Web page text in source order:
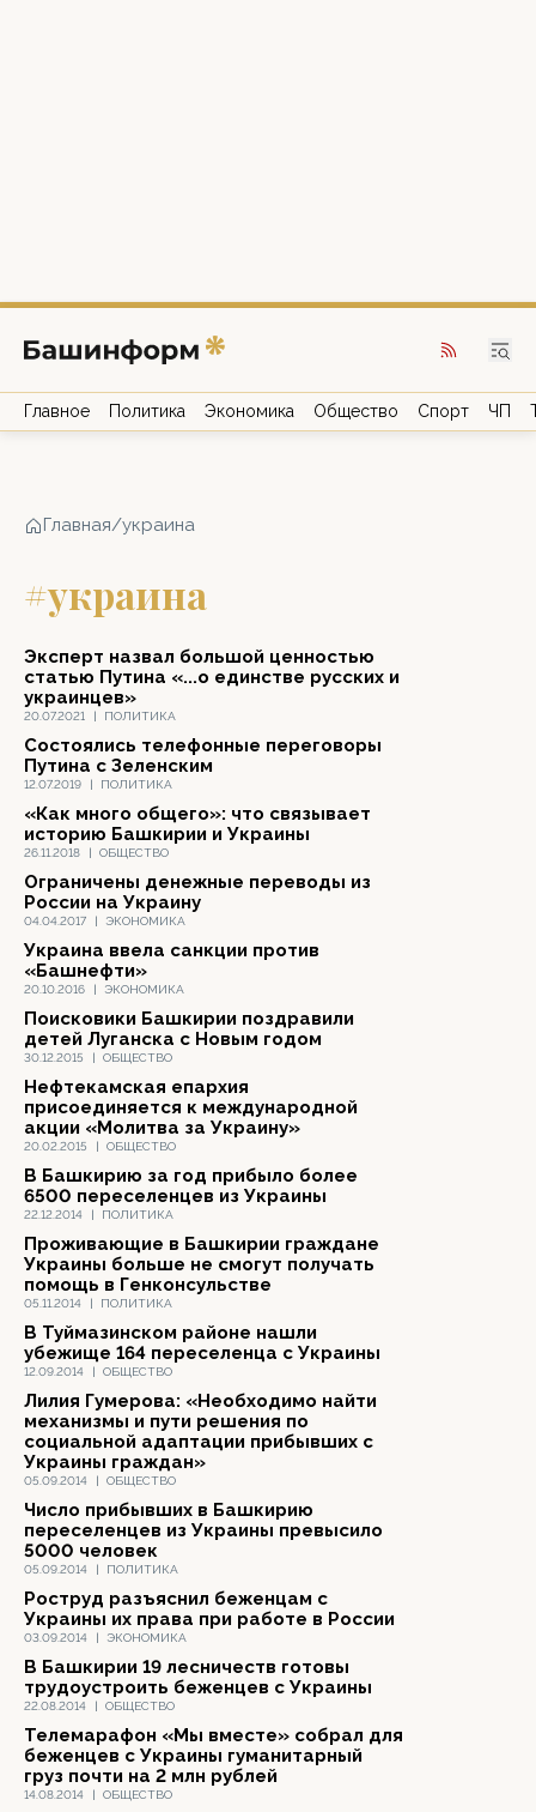
Главное Политика Экономика Общество Спорт ЧП
Главная/украина
#украина
20.07.2021 | ПОЛИТИКА
Эксперт назвал большой ценностью
статью Путина «...о единстве русских и
украинцев»
12.07.2019 | ПОЛИТИКА
Состоялись телефонные переговоры
Путина с Зеленским
26.11.2018 | ОБЩЕСТВО
«Как много общего»: что связывает
историю Башкирии и Украины
04.04.2017 | ЭКОНОМИКА
Ограничены денежные переводы из
России на Украину
20.10.2016 | ЭКОНОМИКА
Украина ввела санкции против
«Башнефти»
30.12.2015 | ОБЩЕСТВО
Поисковики Башкирии поздравили
детей Луганска с Новым годом
20.02.2015 | ОБЩЕСТВО
Нефтекамская епархия
присоединяется к международной
акции «Молитва за Украину»
22.12.2014 | ПОЛИТИКА
В Башкирию за год прибыло более
6500 переселенцев из Украины
05.11.2014 | ПОЛИТИКА
Проживающие в Башкирии граждане
Украины больше не смогут получать
помощь в Генконсульстве
12.09.2014 | ОБЩЕСТВО
В Туймазинском районе нашли
убежище 164 переселенца с Украины
05.09.2014 | ОБЩЕСТВО
Лилия Гумерова: «Необходимо найти
механизмы и пути решения по
социальной адаптации прибывших с
Украины граждан»
05.09.2014 | ПОЛИТИКА
Число прибывших в Башкирию
переселенцев из Украины превысило
5000 человек
03.09.2014 | ЭКОНОМИКА
Роструд разъяснил беженцам с
Украины их права при работе в России
22.08.2014 | ОБЩЕСТВО
В Башкирии 19 лесничеств готовы
трудоустроить беженцев с Украины
14.08.2014 | ОБЩЕСТВО
Телемарафон «Мы вместе» собрал для
беженцев с Украины гуманитарный
груз почти на 2 млн рублей